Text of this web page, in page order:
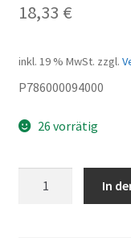
18,33 €
inkl. 19 % MwSt. zzgl.
P786000094000
26 vorrätig
In